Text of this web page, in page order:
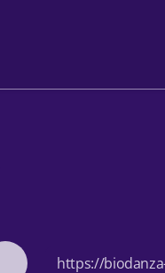
https://